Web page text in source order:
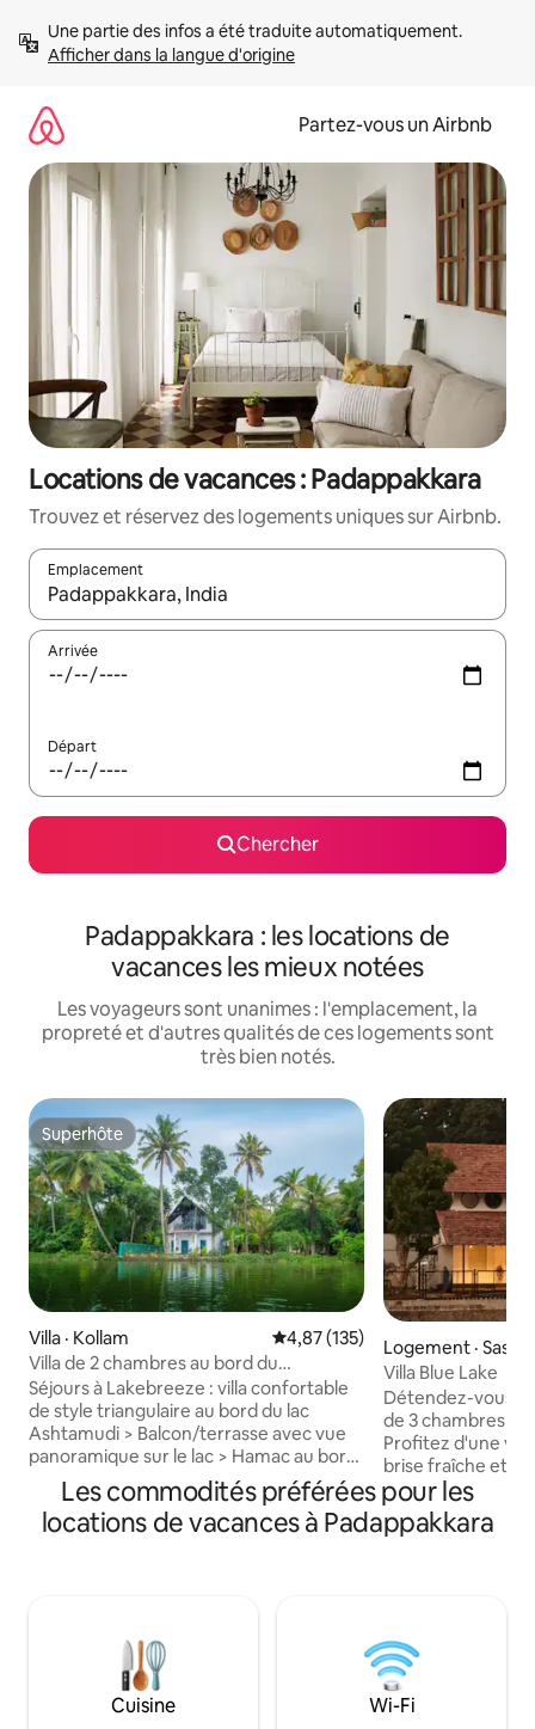
directement
Afficher dans la langue d'origine
Partez-vous un Airbnb
Locations de vacances : Padappakkara
Trouvez et réservez des logements uniques sur Airbnb.
Emplacement
Quand les résultats sont affichés, parcourez-les en utilisant
Arrivée
Départ
Chercher
Padappakkara : les locations de
vacances les mieux notées
Les voyageurs sont unanimes : l'emplacement, la
propreté et d'autres qualités de ces logements sont
très bien notés.
Superhôte
Superhôte
Villa · Kollam Note moyenne de 4,87 sur 5,
4,87 (135)
Villa de 2 chambres au bord du
lac | Terrasse en A | Barbecue | Hamac
Séjours à Lakebreeze : villa confortable
de style triangulaire au bord du lac
Ashtamudi > Balcon/terrasse avec vue
panoramique sur le lac > Hamac au bord
du lac > Espace de travail + Wi-
Fi 100 Mbit/s > Trousses de thé et de
café > Lits AC avec draps et articles de
de lieux sur appel > Onduleur
(éclairage/ventilateurs)
> Stationnement extérieur gratuit
(1 petite voiture/1 VUS compact)
Logement ·
Villa Blue Lake
Détendez-vous
de 3 chambres
Profitez d'une
brise fraîche et
Notre villa
accueillir
(matelas
grande pelouse,
rivière sur la
vous sous les
couverte. Intimité assurée avec de
Les commodités préférées pour les
locations de vacances à Padappakkara
Cuisine Wi-Fi